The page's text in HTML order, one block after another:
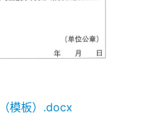
模板）.docx